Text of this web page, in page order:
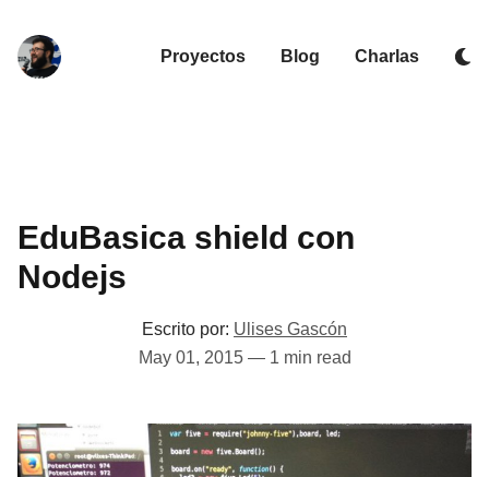
Proyectos Blog Charlas
EduBasica shield con
Nodejs
Escrito por: Ulises Gascón
May 01, 2015— 1 min read